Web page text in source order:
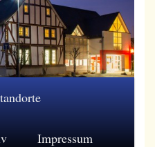
Eschenburg e.V.
Impressum